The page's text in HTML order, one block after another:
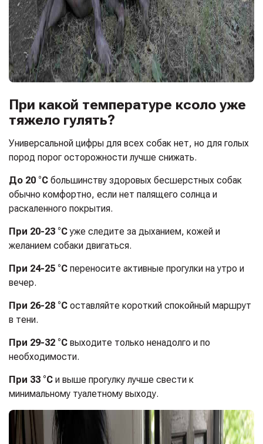
При какой температуре ксоло уже
тяжело гулять?
Универсальной цифры для всех собак нет, но для голых
пород порог осторожности лучше снижать.
До 20 °C большинству здоровых бесшерстных собак
обычно комфортно, если нет палящего солнца и
раскаленного покрытия.
При 20-23 °Cуже следите за дыханием, кожей и
желанием собаки двигаться.
При 24-25 °C переносите активные прогулки на утро и
вечер.
При 26-28 °C оставляйте короткий спокойный маршрут
в тени.
При 29-32 °C выходите только ненадолго и по
необходимости.
При 33 °C и выше прогулку лучше свести к
минимальному туалетному выходу.